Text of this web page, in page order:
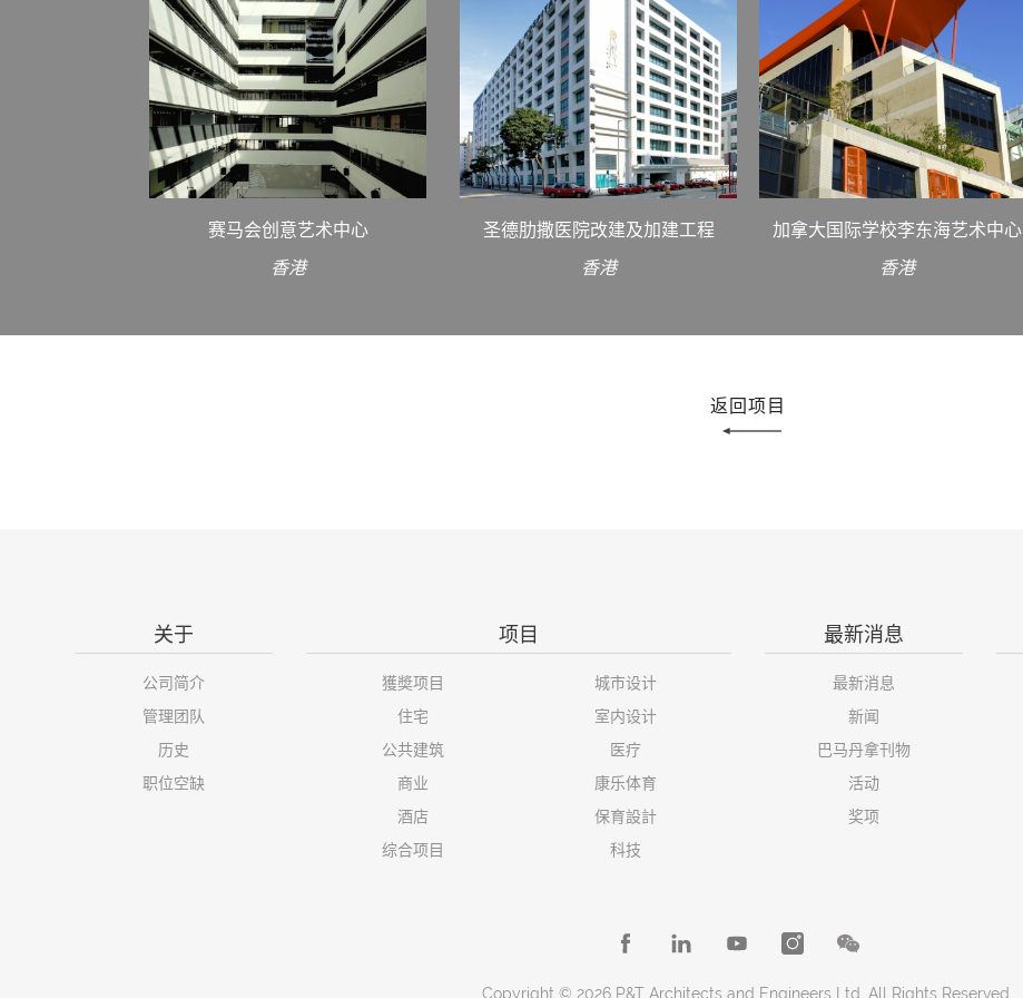
赛马会创意艺术中心
香港
圣德肋撒医院改建及加建工程
香港
加拿大国际学校李东海艺术中心
香港
返回项目
关于
公司简介
管理团队
历史
职位空缺
项目
獲奬项目
住宅
公共建筑
商业
酒店
综合项目
城市设计
室内设计
医疗
康乐体育
保育設計
科技
最新消息
最新消息
新闻
巴马丹拿刊物
活动
奖项
Copyright © 2026 P&T Architects and Engineers Ltd. All Rights Reserved.